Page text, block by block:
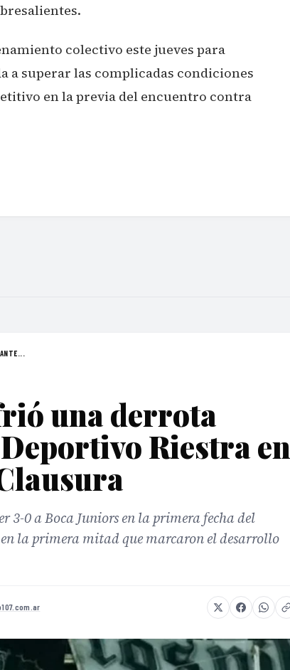
colectivo este jueves para
superar las complicadas condiciones
en la previa del encuentro contra
una derrota
Riestra en
3-0 a Boca Juniors en la primera fecha del
en la primera mitad que marcaron el desarrollo